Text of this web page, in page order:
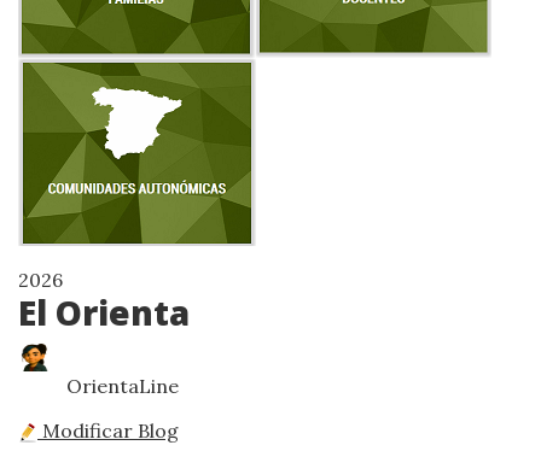
2026
El Orienta
OrientaLine
Modificar Blog